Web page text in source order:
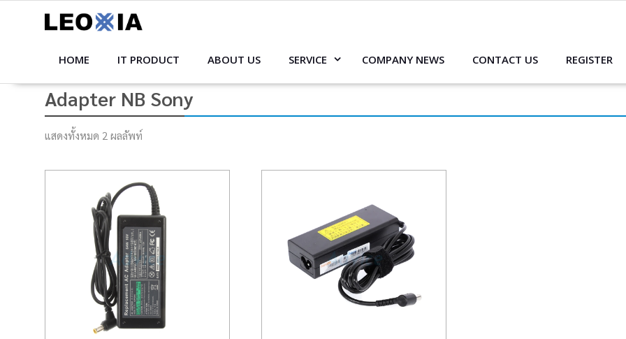
HOME IT PRODUCT ABOUT US SERVICE COMPANY NEWS CONTACT US REGISTER
Adapter NB Sony
แสดงทั้งหมด 2 ผลลัพท์